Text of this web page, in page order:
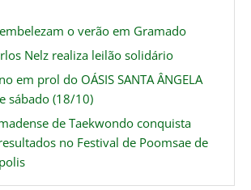
o verão em Gramado
Nelz realiza leilão solidário
em prol do OÁSIS SANTA ÂNGELA
sábado (18/10)
de Taekwondo conquista
no Festival de Poomsae de